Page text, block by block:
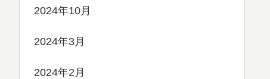
2024年10月
2024年3月
2024年2月